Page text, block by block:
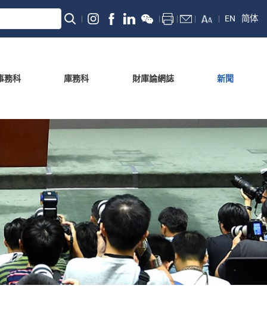
EN 简体
務科 庫務科 財庫論網誌 新聞